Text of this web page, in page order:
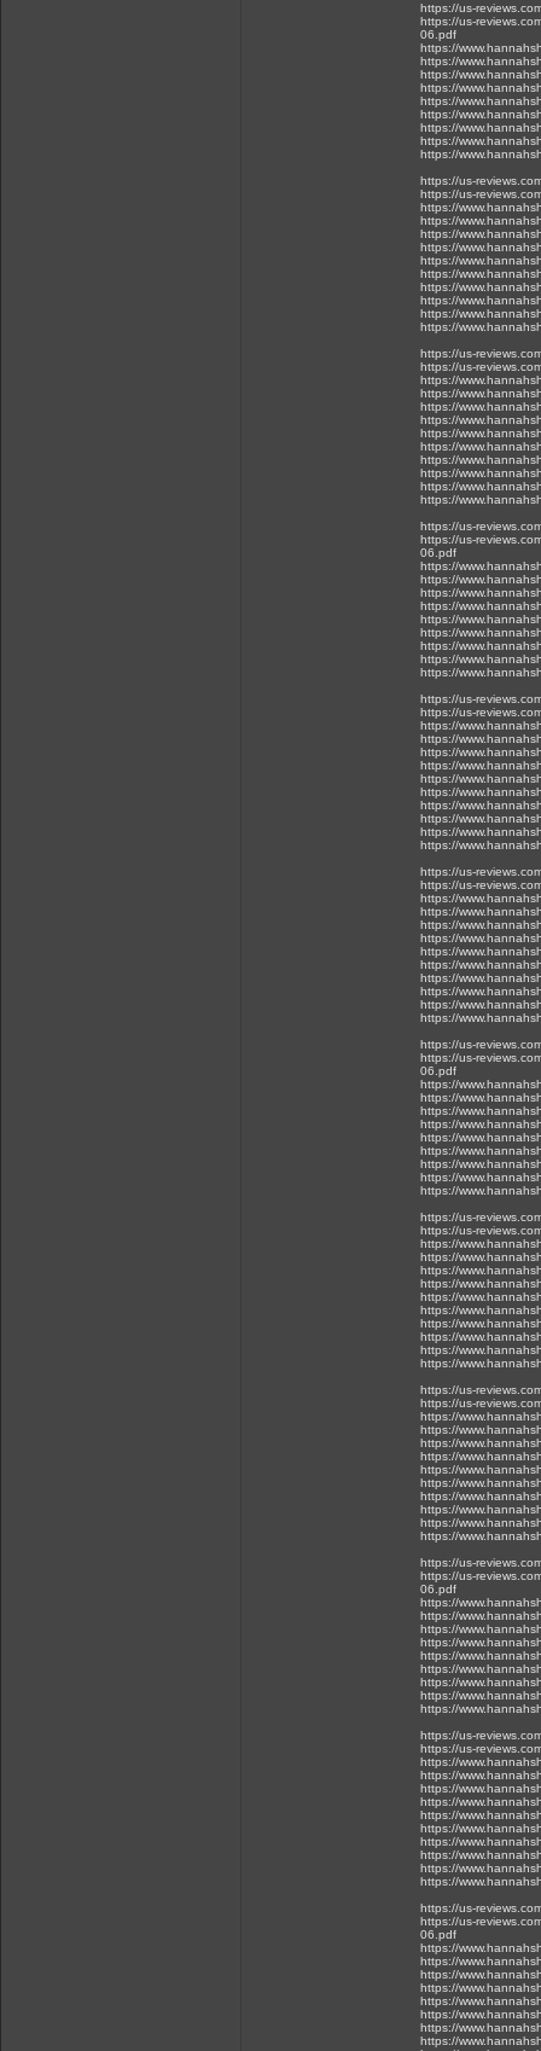
https://us-
https://us-
06.pdf
https://
https://
https://
https://
https://
https://
https://
https://
https://
https://us-
https://us-
https://
https://
https://
https://
https://
https://
https://
https://
https://
https://
https://us-
https://us-
https://
https://
https://
https://
https://
https://
https://
https://
https://
https://
https://us-
https://us-
06.pdf
https://
https://
https://
https://
https://
https://
https://
https://
https://
https://us-
https://us-
https://
https://
https://
https://
https://
https://
https://
https://
https://
https://
https://us-
https://us-
https://
https://
https://
https://
https://
https://
https://
https://
https://
https://
https://us-
https://us-
06.pdf
https://
https://
https://
https://
https://
https://
https://
https://
https://
https://us-
https://us-
https://
https://
https://
https://
https://
https://
https://
https://
https://
https://
https://us-
https://us-
https://
https://
https://
https://
https://
https://
https://
https://
https://
https://
https://us-
https://us-
06.pdf
https://
https://
https://
https://
https://
https://
https://
https://
https://
https://us-
https://us-
https://
https://
https://
https://
https://
https://
https://
https://
https://
https://
https://us-
https://us-
06.pdf
https://
https://
https://
https://
https://
https://
https://
https://